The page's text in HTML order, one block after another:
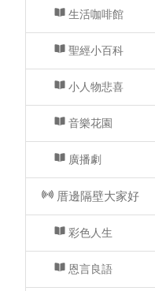
生活咖啡館
聖經小百科
小人物悲喜
音樂花園
廣播劇
厝邊隔壁大家好
彩色人生
恩言良語